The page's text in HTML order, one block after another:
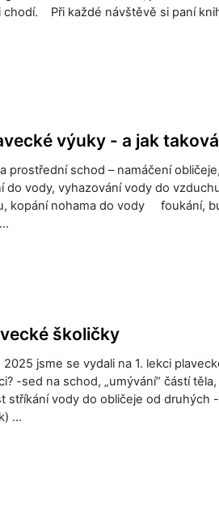
chodí. Při každé návštěvě si paní
výuky - a jak
prostřední schod – namáčení
do vody, vyhazování vody do
kopání nohama do vody foukání,
školičky
2025 jsme se vydali na 1. lekci
-sed na schod, „umývání“ částí
stříkání vody do obličeje od druhých
…